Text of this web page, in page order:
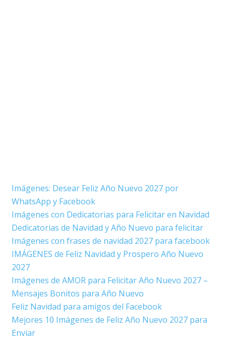
Imágenes: Desear Feliz Año Nuevo 2027 por
WhatsApp y Facebook
Imágenes con Dedicatorias para Felicitar en Navidad
Dedicatorias de Navidad y Año Nuevo para felicitar
Imágenes con frases de navidad 2027 para facebook
IMÁGENES de Feliz Navidad y Prospero Año Nuevo
2027
Imágenes de AMOR para Felicitar Año Nuevo 2027 –
Mensajes Bonitos para Año Nuevo
Feliz Navidad para amigos del Facebook
Mejores 10 Imágenes de Feliz Año Nuevo 2027 para
Enviar